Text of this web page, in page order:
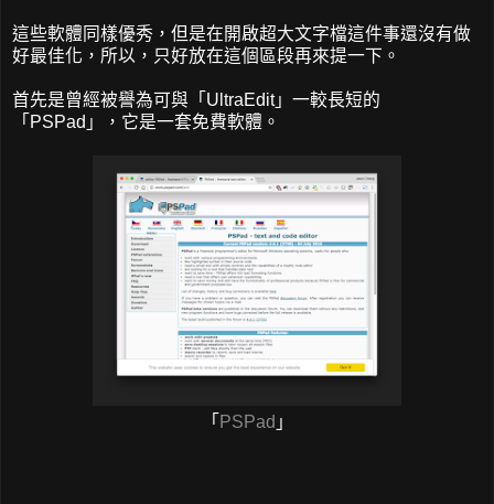
這些軟體同樣優秀，但是在開啟超大文字檔這件事還沒有做
好最佳化，所以，只好放在這個區段再來提一下。
首先是曾經被譽為可與「UltraEdit」一較長短的
「PSPad」，它是一套免費軟體。
「 PSPad 」